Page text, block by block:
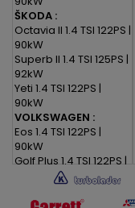
ŠKODA :
Octavia II 1.4 TSI 122PS |
90kW
Superb II 1.4 TSI 125PS |
92kW
Yeti 1.4 TSI 122PS |
90kW
VOLKSWAGEN :
Eos 1.4 TSI 122PS |
90kW
Golf Plus 1.4 TSI 122PS |
Golf V 1.4 TSI 122PS |
90kW